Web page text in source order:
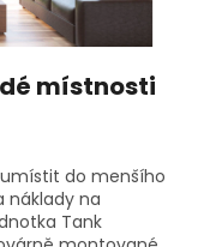
místnosti
do menšího
náklady na
Tank